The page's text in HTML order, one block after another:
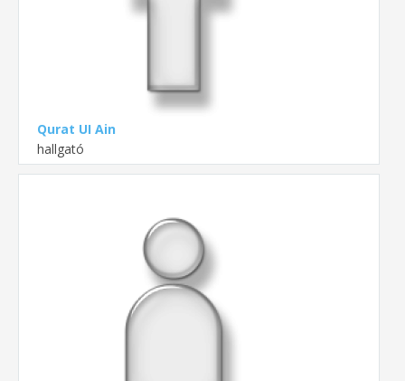
Qurat UI Ain
hallgató